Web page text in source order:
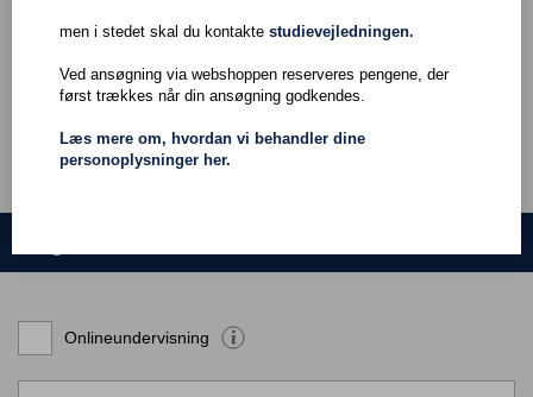
For at blive optaget på udvalgte fag, skal du normalt have fulgt
undervisning i faget på det nærmeste underliggende niveau - eller
have tilsvarende faglige kvalifikationer.
Onlineundervisning
men i stedet skal du kontakte studievejledningen.
Ved ansøgning via webshoppen reserveres pengene, der
først trækkes når din ansøgning godkendes.
Læs mere om, hvordan vi behandler dine
personoplysninger her.